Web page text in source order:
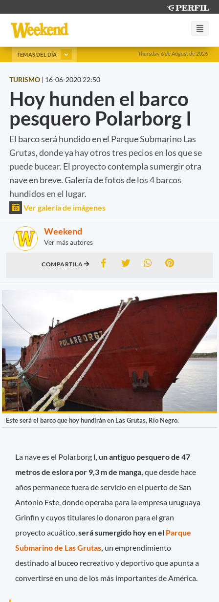
Thursday 6 de August de 2026
TEMAS DEL DÍA
TURISMO | 16-06-2020 22:50
Hoy hunden el barco
pesquero Polarborg I
El barco será hundido en el Parque Submarino Las
Grutas, donde ya hay otros tres pecios en los que se
puede bucear. El proyecto contempla sumergir otra
nave en breve. Galería de fotos de los 4 barcos
hundidos en el lugar.
Ver galería de imágenes
Weekend
Ver más autores
COMPARTILA
Este será el barco que hoy hundirán en Las Grutas, Río Negro.
La nave es el Polarborg I, un antiguo pesquero de 47
metros de eslora por 9,3 m de manga,que desde hace
años permanece fuera de servicio en el puerto de San
Antonio Este, donde operaba para la empresa uruguaya
Grinfin y cuyos titulares lo donaron para el gran
proyecto acuático,será sumergido hoy en el Parque
Submarino de Las Grutas un emprendimiento
destinado al buceo recreativo y deportivo que apunta a
convertirse en uno de los más importantes de América.